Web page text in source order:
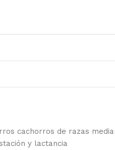
cachorros de razas
y lactancia